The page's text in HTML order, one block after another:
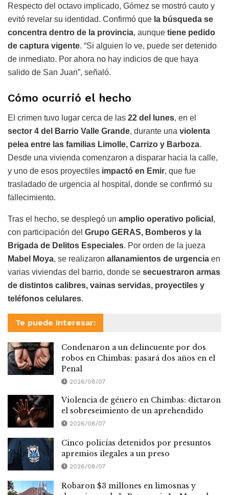
Respecto del octavo implicado, Gómez se mostró cauto y
evitó revelar su identidad. Confirmó que la búsqueda se
concentra dentro de la provincia, aunque tiene pedido
de captura vigente. “Si alguien lo ve, puede ser detenido
de inmediato. Por ahora no hay indicios de que haya
salido de San Juan”, señaló.
Cómo ocurrió el hecho
El crimen tuvo lugar cerca de las 22 del lunes, en el
sector 4 del Barrio Valle Grande, durante una violenta
pelea entre las familias Limolle, Carrizo y Barboza.
Desde una vivienda comenzaron a disparar hacia la calle,
y uno de esos proyectiles impactó en Emir, que fue
trasladado de urgencia al hospital, donde se confirmó su
fallecimiento.
Tras el hecho, se desplegó un amplio operativo policial ,
con participación del Grupo GERAS, Bomberos y la
Brigada de Delitos Especiales. Por orden de la jueza
Mabel Moya, se realizaron allanamientos de urgencia en
varias viviendas del barrio, donde se secuestraron armas
de distintos calibres, vainas servidas, proyectiles y
teléfonos celulares.
Te puede interesar:
Condenaron a un delincuente por dos
robos en Chimbas: pasará dos años en el
Penal
2026/08/07
Violencia de género en Chimbas: dictaron
el sobreseimiento de un aprehendido
2026/08/07
Cinco policías detenidos por presuntos
apremios ilegales a un preso
2026/08/07
Robaron $3 millones en limosnas y